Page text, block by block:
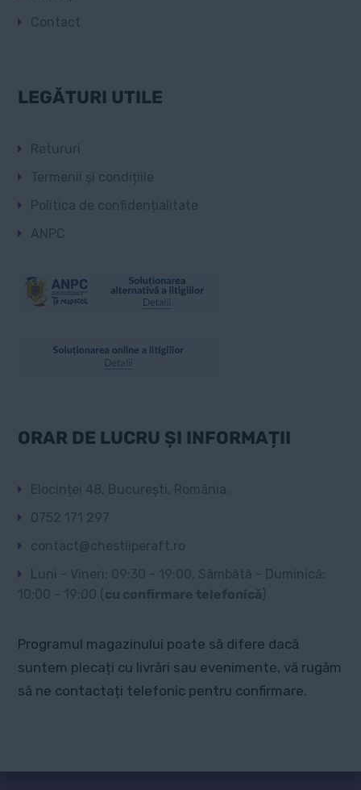
Contact
LEGĂTURI UTILE
Retururi
Termenii și condițiile
Politica de confidențialitate
ANPC
ORAR DE LUCRU ȘI INFORMAȚII
Elocinței 48, București, România.
0752 171 297
contact@chestiiperaft.ro
Luni - Vineri: 09:30 - 19:00, Sâmbătă - Duminică:
10:00 - 19:00 ( cu confirmare telefonică)
Programul magazinului poate să difere dacă
suntem plecați cu livrări sau evenimente, vă rugăm
să ne contactați telefonic pentru confirmare.